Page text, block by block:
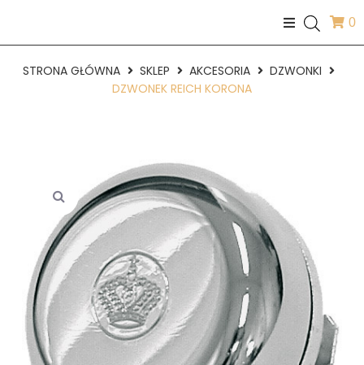
0
STRONA GŁÓWNA SKLEP AKCESORIA
DZWONKI
DZWONEK REICH KORONA